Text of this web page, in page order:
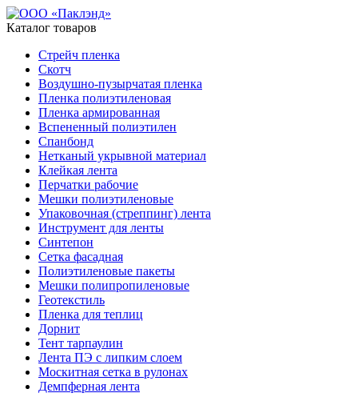
Каталог товаров
Стрейч пленка
Скотч
Воздушно-пузырчатая пленка
Пленка полиэтиленовая
Пленка армированная
Вспененный полиэтилен
Спанбонд
Нетканый укрывной материал
Клейкая лента
Перчатки рабочие
Мешки полиэтиленовые
Упаковочная (стреппинг) лента
Инструмент для ленты
Синтепон
Сетка фасадная
Полиэтиленовые пакеты
Мешки полипропиленовые
Геотекстиль
Пленка для теплиц
Дорнит
Тент тарпаулин
Лента ПЭ с липким слоем
Москитная сетка в рулонах
Демпферная лента